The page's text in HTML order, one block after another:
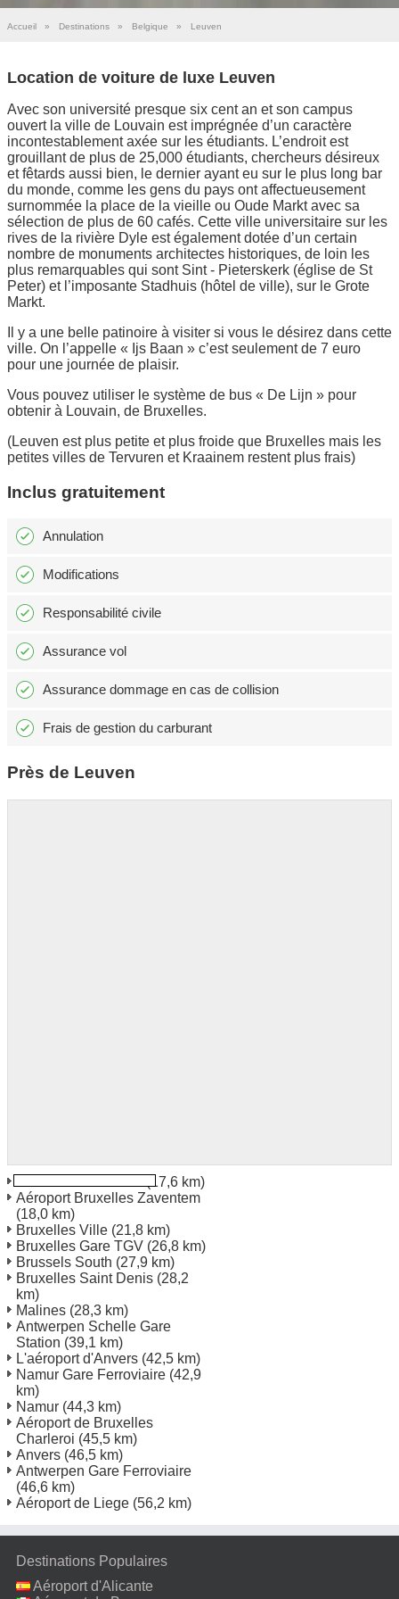
Accueil » Destinations » Belgique » Leuven
Location de voiture de luxe Leuven
Avec son université presque six cent an et son campus
ouvert la ville de Louvain est imprégnée d’un caractère
incontestablement axée sur les étudiants. L’endroit est
grouillant de plus de 25,000 étudiants, chercheurs désireux
et fêtards aussi bien, le dernier ayant eu sur le plus long bar
du monde, comme les gens du pays ont affectueusement
surnommée la place de la vieille ou Oude Markt avec sa
sélection de plus de 60 cafés. Cette ville universitaire sur les
rives de la rivière Dyle est également dotée d’un certain
nombre de monuments architectes historiques, de loin les
plus remarquables qui sont Sint - Pieterskerk (église de St
Peter) et l’imposante Stadhuis (hôtel de ville), sur le Grote
Markt.
Il y a une belle patinoire à visiter si vous le désirez dans cette
ville. On l’appelle « Ijs Baan » c’est seulement de 7 euro
pour une journée de plaisir.
Vous pouvez utiliser le système de bus « De Lijn » pour
obtenir à Louvain, de Bruxelles.
(Leuven est plus petite et plus froide que Bruxelles mais les
petites villes de Tervuren et Kraainem restent plus frais)
Inclus gratuitement
Annulation
Modifications
Responsabilité civile
Assurance vol
Assurance dommage en cas de collision
Frais de gestion du carburant
Près de Leuven
(17,6 km)
Aéroport Bruxelles Zaventem
(18,0 km)
Bruxelles Ville (21,8 km)
Bruxelles Gare TGV (26,8 km)
Brussels South (27,9 km)
Bruxelles Saint Denis (28,2
km)
Malines (28,3 km)
Antwerpen Schelle Gare
Station (39,1 km)
L'aéroport d'Anvers (42,5 km)
Namur Gare Ferroviaire (42,9
km)
Namur (44,3 km)
Aéroport de Bruxelles
Charleroi (45,5 km)
Anvers (46,5 km)
Antwerpen Gare Ferroviaire
(46,6 km)
Aéroport de Liege (56,2 km)
Destinations Populaires
Aéroport d'Alicante